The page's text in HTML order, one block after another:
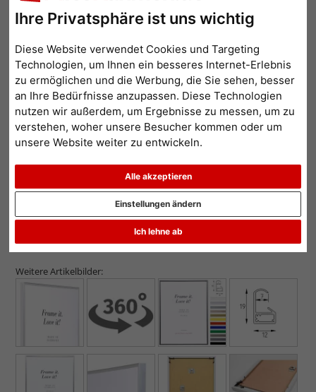
Ihre Privatsphäre ist uns wichtig
Diese Website verwendet Cookies und Targeting
Technologien, um Ihnen ein besseres Internet-Erlebnis
zu ermöglichen und die Werbung, die Sie sehen, besser
an Ihre Bedürfnisse anzupassen. Diese Technologien
nutzen wir außerdem, um Ergebnisse zu messen, um zu
verstehen, woher unsere Besucher kommen oder um
unsere Website weiter zu entwickeln.
Alle akzeptieren
Ich lehne ab
Einstellungen ändern
Zurück
Weitere Artikelbilder: